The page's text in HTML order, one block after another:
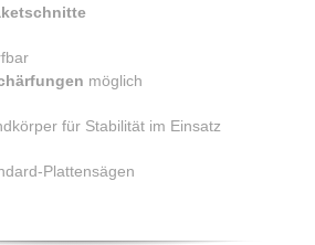
möglich
für Stabilität im Einsatz
Plattensägen